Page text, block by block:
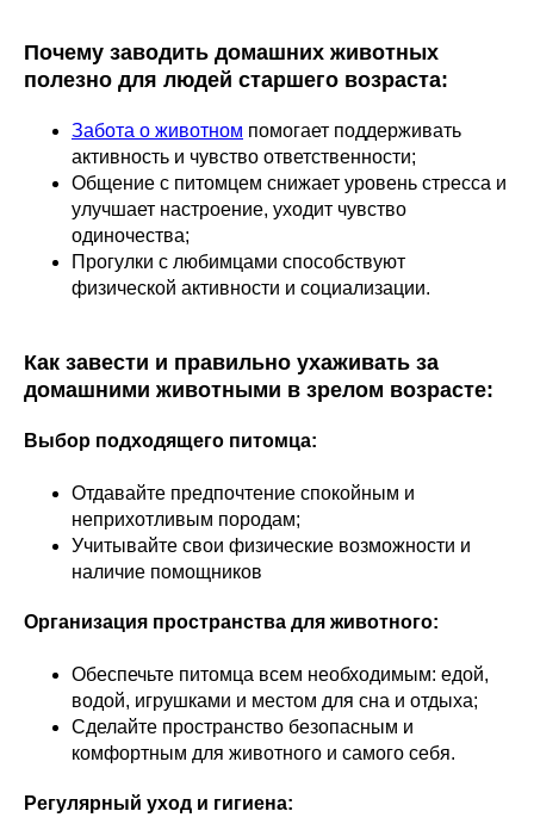
Почему заводить домашних животных
полезно для людей старшего возраста:
Забота о животном помогает поддерживать
активность и чувство ответственности;
Общение с питомцем снижает уровень стресса и
улучшает настроение, уходит чувство
одиночества;
Прогулки с любимцами способствуют
физической активности и социализации.
Как завести и правильно ухаживать за
домашними животными в зрелом возрасте:
Выбор подходящего питомца:
Отдавайте предпочтение спокойным и
неприхотливым породам;
Учитывайте свои физические возможности и
наличие помощников
Организация пространства для животного:
Обеспечьте питомца всем необходимым: едой,
водой, игрушками и местом для сна и отдыха;
Сделайте пространство безопасным и
комфортным для животного и самого себя.
Регулярный уход и гигиена: